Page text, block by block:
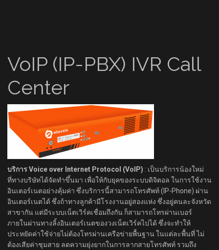
VoIP (IP-PBX) IVR Call
Center
บริการ Voice over Internet Protocol (VoIP) : เป็นบริการน้องใหม่
ที่ทางบริษัทได้จัดทำขึ้นมา เพื่อให้กับยุคของระบบดิจิตอล ในการใช้งาน
อินเตอร์เนตอย่างคุ้มค่า ซึ่งบริการนี้สามารถโทรศัพท์ (IP-Phone) ผ่าน
อินเตอร์เนตได้ ซึ่งถ้าทางลูกค้ามีโรงงานอยู่สองแห่ง ซึ่งอยู่คนละจังหวัด
สาขากัน แต่มีระบบเน็ตเวิร์คเชื่อมถึงกัน ก็สามารถโทรผ่านเบอร์
ภายในผ่านทางลิ้งอินเตอร์เนตของวงเน็ตเวิร์คไปได้ ซึ่งจะทำให้
ประหยัดค่าใช้จ่ายไม่ต้องโทรผ่านเครือข่ายพื้นฐาน ในแต่ละพื้นที่ ไม่
ต้องเสียค่าชุมสาย ลดความยุ่งยากในการลากสายโทรศัพท์ รวมถึง